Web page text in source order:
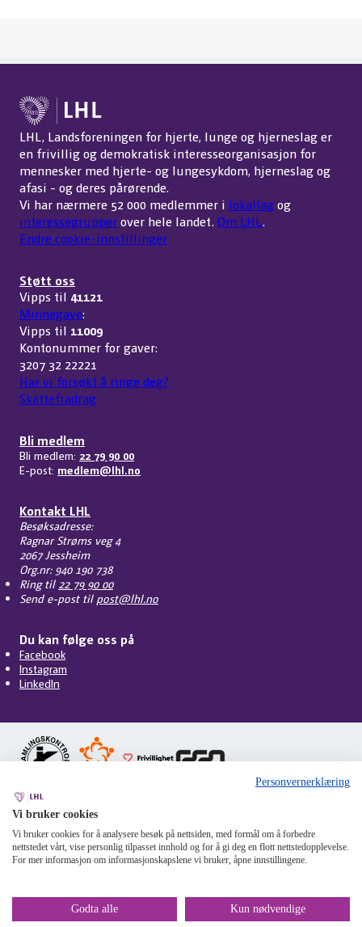
LHL, Landsforeningen for hjerte, lunge og hjerneslag er
en frivillig og demokratisk interesseorganisasjon for
mennesker med hjerte- og lungesykdom, hjerneslag og
afasi - og deres pårørende.
Vi har nærmere 52 000 medlemmer i lokallagog
interessegrupperover hele landet. Om LHL.
Endre cookie-innstillinger
Støtt oss
Vipps til 41121
Minnegave:
Vipps til 11009
Kontonummer for gaver:
3207 32 22221
Har vi forsøkt å ringe deg?
Skattefradrag
Bli medlem
Bli medlem: 22 79 90 00
E-post: medlem@lhl.no
Kontakt LHL
Besøksadresse:
Ragnar Strøms veg 4
2067 Jessheim
Org.nr: 940 190 738
Ring til 22 79 90 00
Send e-post til post@lhl.no
Du kan følge oss på
Facebook
Instagram
LinkedIn
Personvern
MangfoldsplakatenMiljøfyrtårnÅpenhetslovenVarsling
Personvernerklæring
Vi bruker cookies
Vi bruker cookies for å analysere besøk på nettsiden, med formål om å forbedre
nettstedet vårt, vise personlig tilpasset innhold og for å gi deg en flott nettstedopplevelse.
For mer informasjon om informasjonskapslene vi bruker, åpne innstillingene.
Godta alle Kun nødvendige